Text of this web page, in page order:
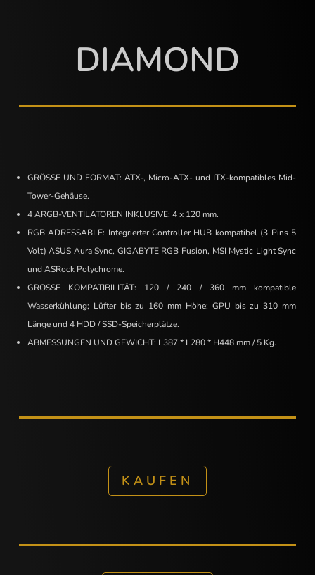
DIAMOND
GRÖSSE UND FORMAT: ATX-, Micro-ATX- und ITX-kompatibles Mid-
Tower-Gehäuse.
4 ARGB-VENTILATOREN INKLUSIVE: 4 x 120 mm.
RGB ADRESSABLE: Integrierter Controller HUB kompatibel (3 Pins 5
Volt) ASUS Aura Sync, GIGABYTE RGB Fusion, MSI Mystic Light Sync
und ASRock Polychrome.
GROSSE KOMPATIBILITÄT: 120 / 240 / 360 mm kompatible
Wasserkühlung; Lüfter bis zu 160 mm Höhe; GPU bis zu 310 mm
Länge und 4 HDD / SSD-Speicherplätze.
ABMESSUNGEN UND GEWICHT: L387 * L280 * H448 mm / 5 Kg.
KAUFEN